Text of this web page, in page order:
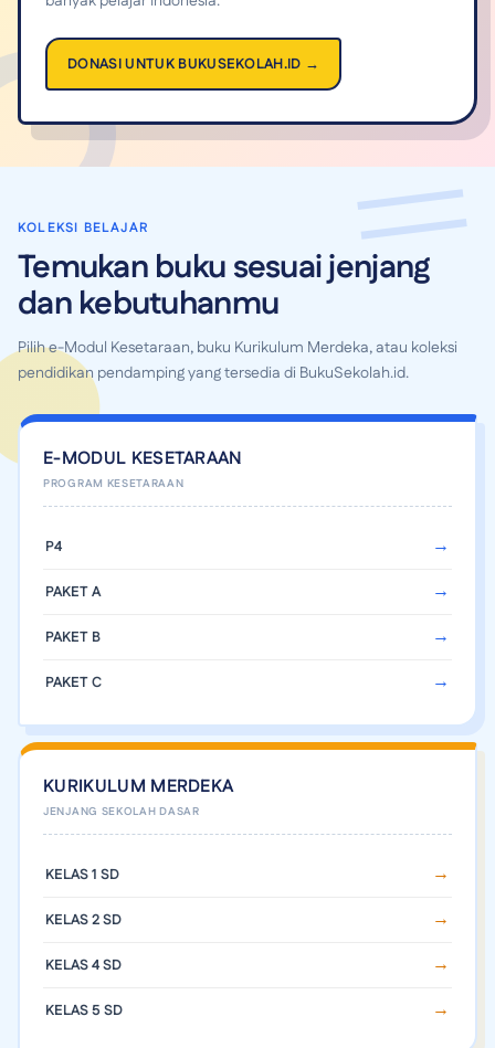
DONASI UNTUK BUKUSEKOLAH.ID →
KOLEKSI BELAJAR
Temukan buku sesuai jenjang
dan kebutuhanmu
Pilih e-Modul Kesetaraan, buku Kurikulum Merdeka, atau koleksi
pendidikan pendamping yang tersedia di BukuSekolah.id.
E-MODUL KESETARAAN
P4
PAKET A
PAKET B
PAKET C
KURIKULUM MERDEKA
KELAS 1 SD
KELAS 2 SD
KELAS 4 SD
KELAS 5 SD